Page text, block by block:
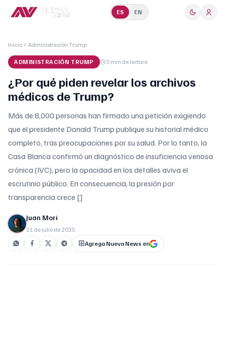
ES EN
Inicio Administración Trump
ADMINISTRACIÓN TRUMP 3 min de lectura
¿Por qué piden revelar los archivos
médicos de Trump?
Más de 8,000 personas han firmado una petición exigiendo
que el presidente Donald Trump publique su historial médico
completo, tras preocupaciones por su salud. Por lo tanto, la
Casa Blanca confirmó un diagnóstico de insuficiencia venosa
crónica (IVC), pero la opacidad en los detalles aviva el
escrutinio público. En consecuencia, la presión por
transparencia crece []
Juan Mori
21 de julio de 2025
Agrega Nueva News en